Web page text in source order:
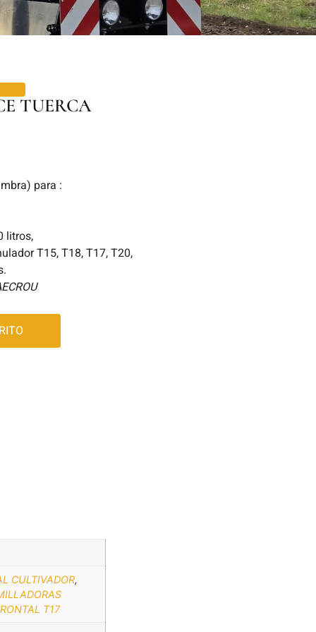
TUERCA
para :
litros,
T15, T18, T17, T20,
CULTIVADOR,
T17